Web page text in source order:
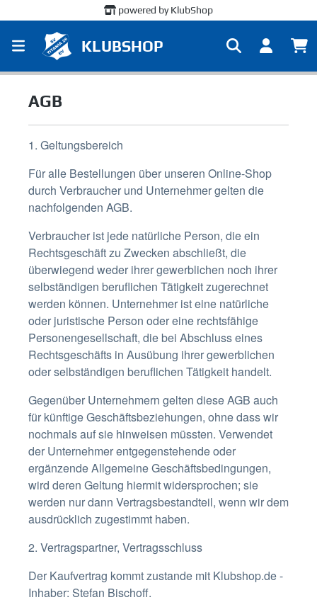
powered by KlubShop
KLUBSHOP
AGB
1. Geltungsbereich
Für alle Bestellungen über unseren Online-Shop
durch Verbraucher und Unternehmer gelten die
nachfolgenden AGB.
Verbraucher ist jede natürliche Person, die ein
Rechtsgeschäft zu Zwecken abschließt, die
überwiegend weder ihrer gewerblichen noch ihrer
selbständigen beruflichen Tätigkeit zugerechnet
werden können. Unternehmer ist eine natürliche
oder juristische Person oder eine rechtsfähige
Personengesellschaft, die bei Abschluss eines
Rechtsgeschäfts in Ausübung ihrer gewerblichen
oder selbständigen beruflichen Tätigkeit handelt.
Gegenüber Unternehmern gelten diese AGB auch
für künftige Geschäftsbeziehungen, ohne dass wir
nochmals auf sie hinweisen müssten. Verwendet
der Unternehmer entgegenstehende oder
ergänzende Allgemeine Geschäftsbedingungen,
wird deren Geltung hiermit widersprochen; sie
werden nur dann Vertragsbestandteil, wenn wir dem
ausdrücklich zugestimmt haben.
2. Vertragspartner, Vertragsschluss
Der Kaufvertrag kommt zustande mit Klubshop.de -
Inhaber: Stefan Bischoff.